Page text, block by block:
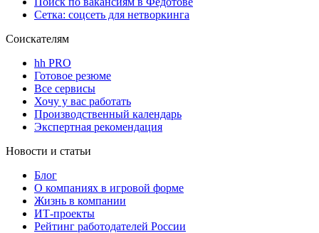
Сетка: соцсеть для нетворкинга
Соискателям
hh PRO
Готовое резюме
Все сервисы
Хочу у вас работать
Производственный календарь
Экспертная рекомендация
Новости и статьи
Блог
О компаниях в игровой форме
Жизнь в компании
ИТ-проекты
Рейтинг работодателей России